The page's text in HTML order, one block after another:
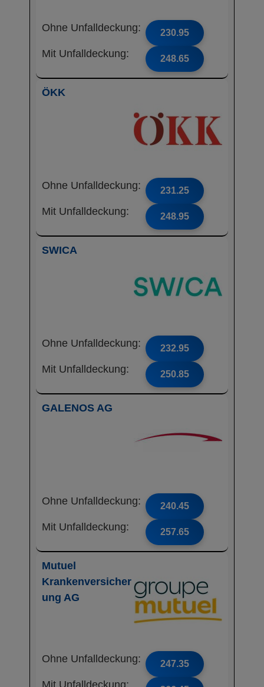
Ohne Unfalldeckung: 230.95
Mit Unfalldeckung: 248.65
ÖKK
Ohne Unfalldeckung: 231.25
Mit Unfalldeckung: 248.95
SWICA
Ohne Unfalldeckung: 232.95
Mit Unfalldeckung: 250.85
GALENOS AG
Ohne Unfalldeckung: 240.45
Mit Unfalldeckung: 257.65
Mutuel
Krankenversicher
ung AG
Ohne Unfalldeckung: 247.35
Mit Unfalldeckung: